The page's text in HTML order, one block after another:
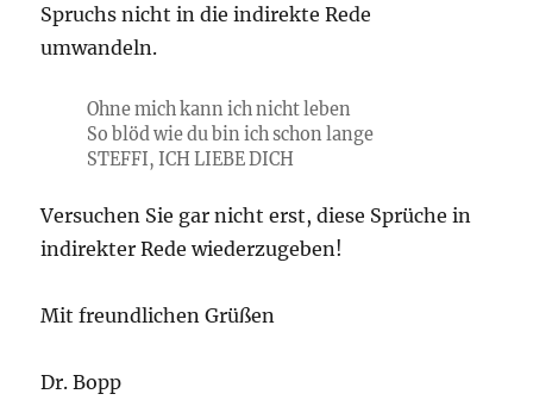
Spruchs nicht in die indirekte Rede
umwandeln.
Ohne mich kann ich nicht leben
So blöd wie du bin ich schon lange
STEFFI, ICH LIEBE DICH
Versuchen Sie gar nicht erst, diese Sprüche in
indirekter Rede wiederzugeben!
Mit freundlichen Grüßen
Dr. Bopp